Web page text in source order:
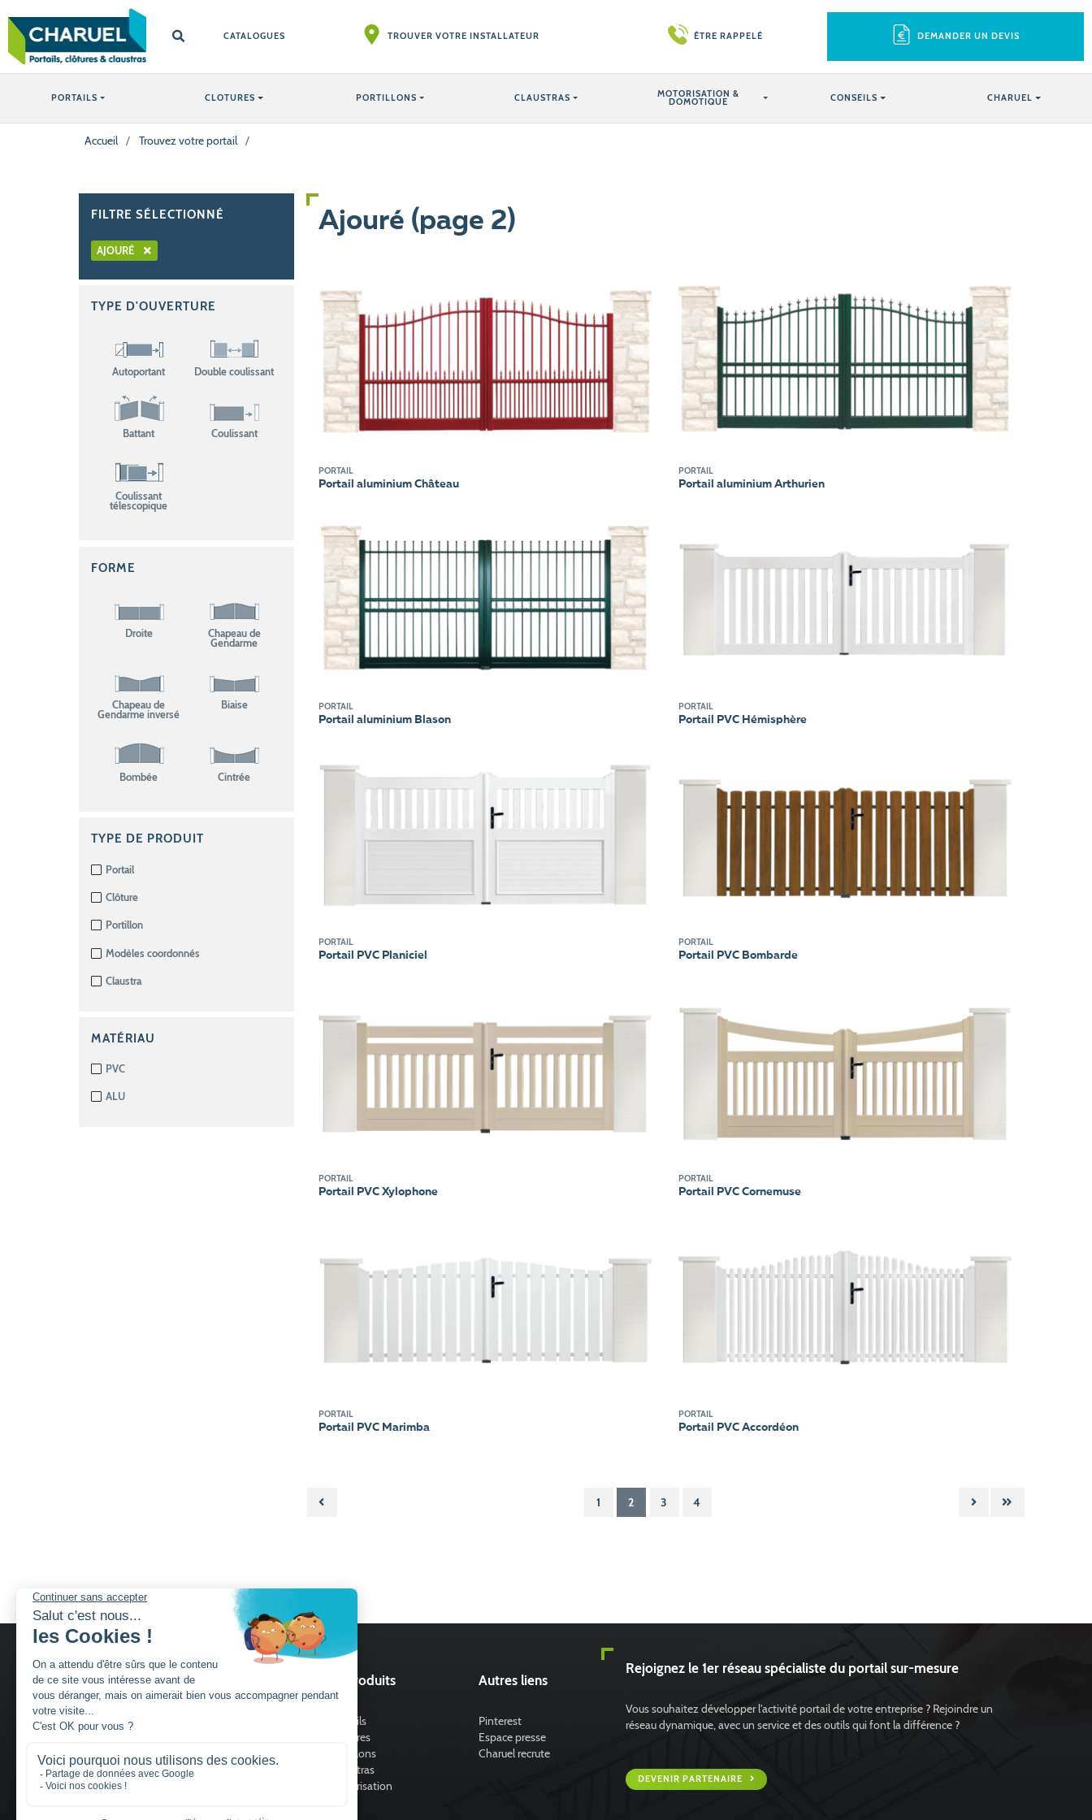
CATALOGUES TROUVER VOTRE INSTALLATEUR ÊTRE RAPPELÉ DEMANDER UN DEVIS
PORTAILS CLOTURES PORTILLONS CLAUSTRAS MOTORISATION &
DOMOTIQUE CONSEILS CHARUEL
Accueil / Trouvez votre portail /
FILTRE SÉLECTIONNÉ
AJOURÉ
TYPE D'OUVERTURE
Autoportant Double coulissant
Battant Coulissant
Coulissant
télescopique
FORME
Droite
Chapeau de
Gendarme
Chapeau de
Gendarme inversé
Biaise
Bombée Cintrée
TYPE DE PRODUIT
Portail
Clôture
Portillon
Modèles coordonnés
Claustra
MATÉRIAU
PVC
ALU
Ajouré (page 2)
PORTAIL
Portail aluminium Château
PORTAIL
Portail aluminium Arthurien
PORTAIL
Portail aluminium Blason
PORTAIL
Portail PVC Hémisphère
PORTAIL
Portail PVC Planiciel
PORTAIL
Portail PVC Bombarde
PORTAIL
Portail PVC Xylophone
PORTAIL
Portail PVC Cornemuse
PORTAIL
Portail PVC Marimba
PORTAIL
Portail PVC Accordéon
1 2 3 4
Nos services
Découvrir Charuel
Trouver un installateur
Nos produits
Portails
Clôtures
Portillons
Claustras
Motorisation
Autres liens
Pinterest
Espace presse
Charuel recrute
Rejoignez le 1er réseau spécialiste du portail sur-mesure
Vous souhaitez développer l'activité portail de votre entreprise ? Rejoindre un
réseau dynamique, avec un service et des outils qui font la différence ?
DEVENIR PARTENAIRE